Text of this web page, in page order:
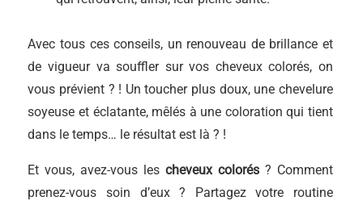
Avec tous ces conseils, un renouveau de brillance et
de vigueur va souffler sur vos cheveux colorés, on
vous prévient ? ! Un toucher plus doux, une chevelure
soyeuse et éclatante, mêlés à une coloration qui tient
dans le temps… le résultat est là ? !
Et vous, avez-vous lescheveux colorés? Comment
prenez-vous soin d’eux ? Partagez votre routine